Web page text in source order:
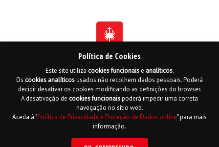
Política de Cookies
Este site utiliza cookiesfuncionaise analíticos.
Os cookies analíticosusados não recolhem dados pessoais. Poderá
decidir desativar os cookies modificando as definições do browser.
A desativação de cookiesfuncionaispoderá impedir uma correta
navegação no sítio web.
Aceda à "Política de Privacidade e Proteção de Dados online" para mais
informação.
Fundada em 1941
Membro Honorário da Ordem de Benemerência - 1966
Membro Honorário da Ordem de Cristo - 2006
Ordem do Infante D. Henrique - 2016
Livro de reclamações online
Política de Privacidade e Proteção de Dados
English
Copyright LPCC 2015 Desenvolvido porHi INTERACTIVE
porPTisp